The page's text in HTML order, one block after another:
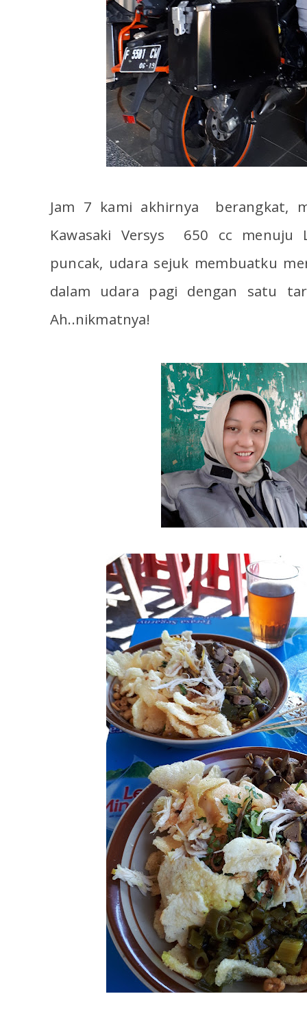
Jam 7 kami akhirnya berangkat,
Kawasaki Versys 650 cc menuju
puncak, udara sejuk membuatku
dalam udara pagi dengan satu
Ah..nikmatnya!